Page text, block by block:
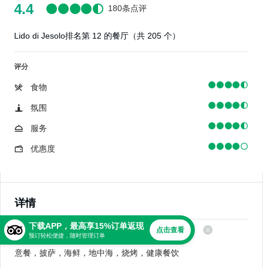
4.4 180条点评
Lido di Jesolo排名第 12 的餐厅（共 205 个）
评分
食物
氛围
服务
优惠度
详情
美食
意餐，披萨，海鲜，地中海，烧烤，健康餐饮
下载APP，最高享15%订单返现
预订轻松便捷，随时管理订单
点击查看